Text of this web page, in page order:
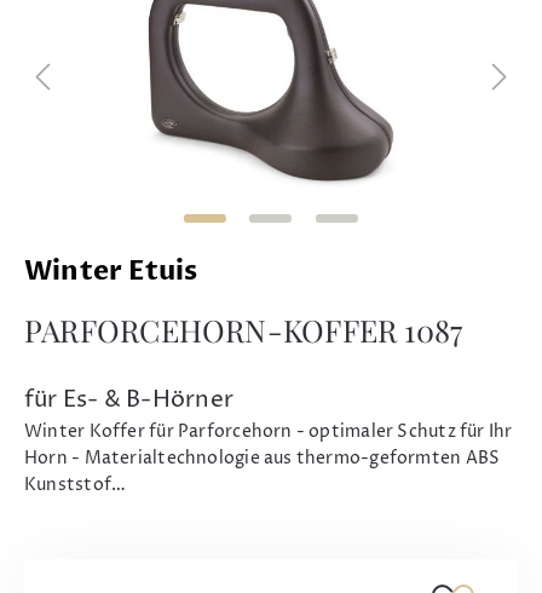
Winter Etuis
PARFORCEHORN-KOFFER 1087
für Es- & B-Hörner
Winter Koffer für Parforcehorn - optimaler Schutz für Ihr
Horn - Materialtechnologie aus thermo-geformten ABS
Kunststof…